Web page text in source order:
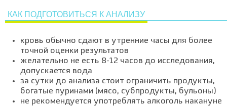
КАК ПОДГОТОВИТЬСЯ К АНАЛИЗУ
кровь обычно сдают в утренние часы для более
точной оценки результатов
желательно не есть 8-12 часов до исследования,
допускается вода
за сутки до анализа стоит ограничить продукты,
богатые пуринами (мясо, субпродукты, бульоны)
не рекомендуется употреблять алкоголь накануне